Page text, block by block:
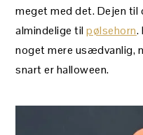
meget med det. Dejen til
almindelige tilpølsehorn.
noget mere usædvanlig,
snart er halloween.